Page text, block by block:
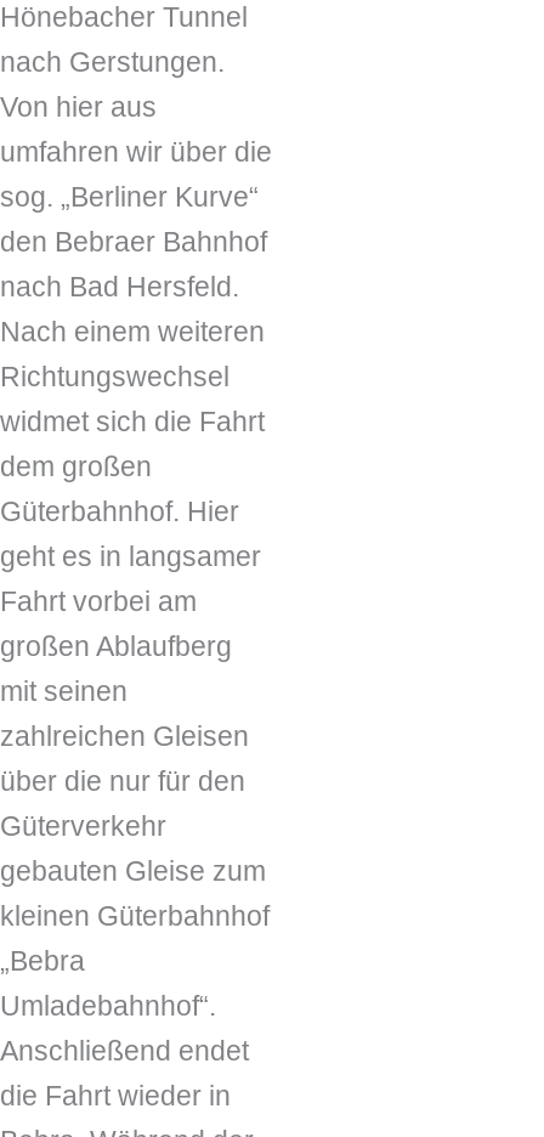
Hönebacher Tunnel
nach Gerstungen.
Von hier aus
umfahren wir über die
sog. „Berliner Kurve“
den Bebraer Bahnhof
nach Bad Hersfeld.
Nach einem weiteren
Richtungswechsel
widmet sich die Fahrt
dem großen
Güterbahnhof. Hier
geht es in langsamer
Fahrt vorbei am
großen Ablaufberg
mit seinen
zahlreichen Gleisen
über die nur für den
Güterverkehr
gebauten Gleise zum
kleinen Güterbahnhof
„Bebra
Umladebahnhof“.
Anschließend endet
die Fahrt wieder in